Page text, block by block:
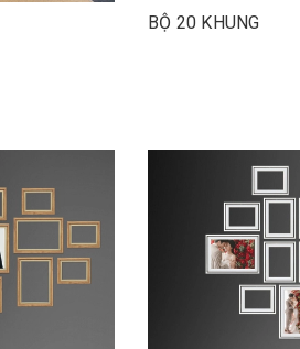
BỘ 20 KHUNG